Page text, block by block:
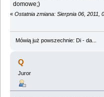
domowe;)
« Ostatnia zmiana: Sierpnia 06, 2011,
Mówią już powszechnie: Di - da...
Q
Juror